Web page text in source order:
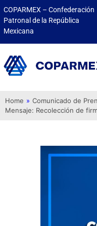
COPARMEX – Confederación
Patronal de la República
Mexicana
Home » Comunicado de
Mensaje: Recolección de